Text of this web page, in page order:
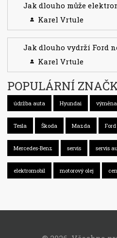
Jak dlouho může
Karel Vrtule
Jak dlouho vydrží Ford
Karel Vrtule
POPULÁRNÍ
údržba auta Hyundai
Tesla Škoda Mazda Ford
Mercedes-Benz servis servis
elektromobil motorový olej